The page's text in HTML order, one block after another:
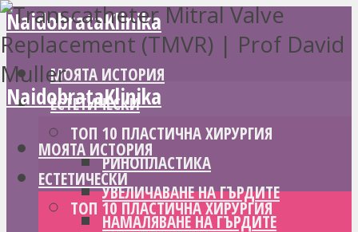
NaidobrataKlinika
МОЯТА ИСТОРИЯ
ЕСТЕТИЧЕСКИ
ТОП 10 ПЛАСТИЧНА ХИРУРГИЯ
РИНОПЛАСТИКА
УВЕЛИЧАВАНЕ НА ГЪРДИТЕ
НАМАЛЯВАНЕ НА ГЪРДИТЕ
NaidobrataKlinika
МОЯТА ИСТОРИЯ
ЕСТЕТИЧЕСКИ
ТОП 10 ПЛАСТИЧНА ХИРУРГИЯ